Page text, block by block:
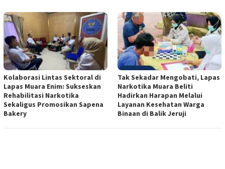
Kolaborasi Lintas Sektoral di
Lapas Muara Enim: Sukseskan
Rehabilitasi Narkotika
Sekaligus Promosikan Sapena
Bakery
Tak Sekadar Mengobati, Lapas
Narkotika Muara Beliti
Hadirkan Harapan Melalui
Layanan Kesehatan Warga
Binaan di Balik Jeruji